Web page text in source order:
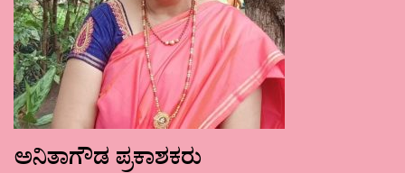
ಅನಿತಾಗೌಡ ಪ್ರಕಾಶಕರು